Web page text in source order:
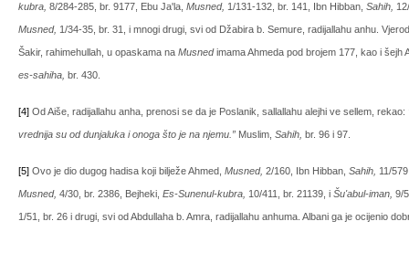
kubra, 8/284-285, br. 9177, Ebu Ja'la, Musned, 1/131-132, br. 141, Ibn Hibban, Sahih,
Musned, 1/34-35, br. 31, i mnogi drugi, svi od Džabira b. Semure, radijallahu anhu.
Šakir, rahimehullah, u opaskama na Musnedimama Ahmeda pod brojem 177, kao i šejh
es-sahiha, br. 430.
[4] Od Aiše, radijallahu anha, prenosi se da je Poslanik, sallallahu alejhi ve sellem, rekao:
vrednija su od dunjaluka i onoga što je na njemu.” Muslim, Sahih, br. 96 i 97.
[5] Ovo je dio dugog hadisa koji bilježe Ahmed, Musned, 2/160, Ibn Hibban, Sahih, 11/
Musned, 4/30, br. 2386, Bejheki, Es-Sunenul-kubra, 10/411, br. 21139, i Šu'abul-iman, 9/
1/51, br. 26 i drugi, svi od Abdullaha b. Amra, radijallahu anhuma. Albani ga je ocijenio